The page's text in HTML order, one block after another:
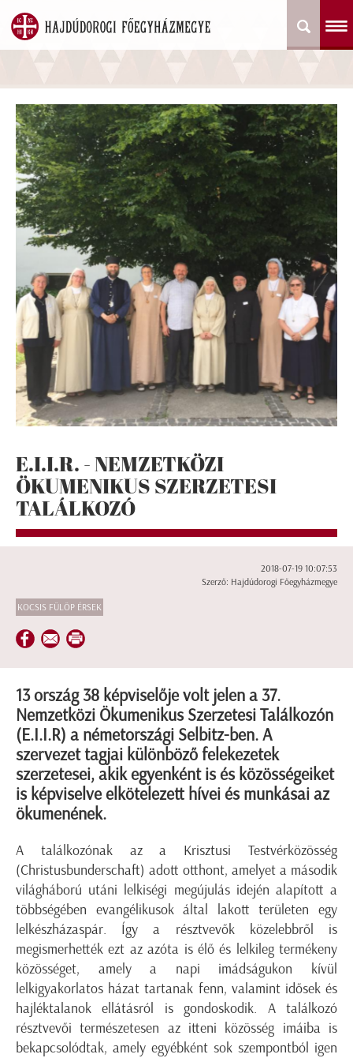
E.I.I.R. - NEMZETKÖZI
ÖKUMENIKUS SZERZETESI
TALÁLKOZÓ
2018-07-19 10:07:53
Szerző: Hajdúdorogi Főegyházmegye
KOCSIS FÜLÖP ÉRSEK
13 ország 38 képviselője volt jelen a 37.
Nemzetközi Ökumenikus Szerzetesi Találkozón
(E.I.I.R) a németországi Selbitz-ben. A
szervezet tagjai különböző felekezetek
szerzetesei, akik egyenként is és közösségeiket
is képviselve elkötelezett hívei és munkásai az
ökumenének.
A találkozónak az a Krisztusi Testvérközösség
(Christusbunderschaft) adott otthont, amelyet a második
világháború utáni lelkiségi megújulás idején alapított a
többségében evangélikusok által lakott területen egy
lelkészházaspár. Így a résztvevők közelebbről is
megismerhették ezt az azóta is élő és lelkileg termékeny
közösséget, amely a napi imádságukon kívül
lelkigyakorlatos házat tartanak fenn, valamint idősek és
hajléktalanok ellátásról is gondoskodik. A találkozó
résztvevői természetesen az itteni közösség imáiba is
bekapcsolódtak, amely egyébként sok szempontból igen